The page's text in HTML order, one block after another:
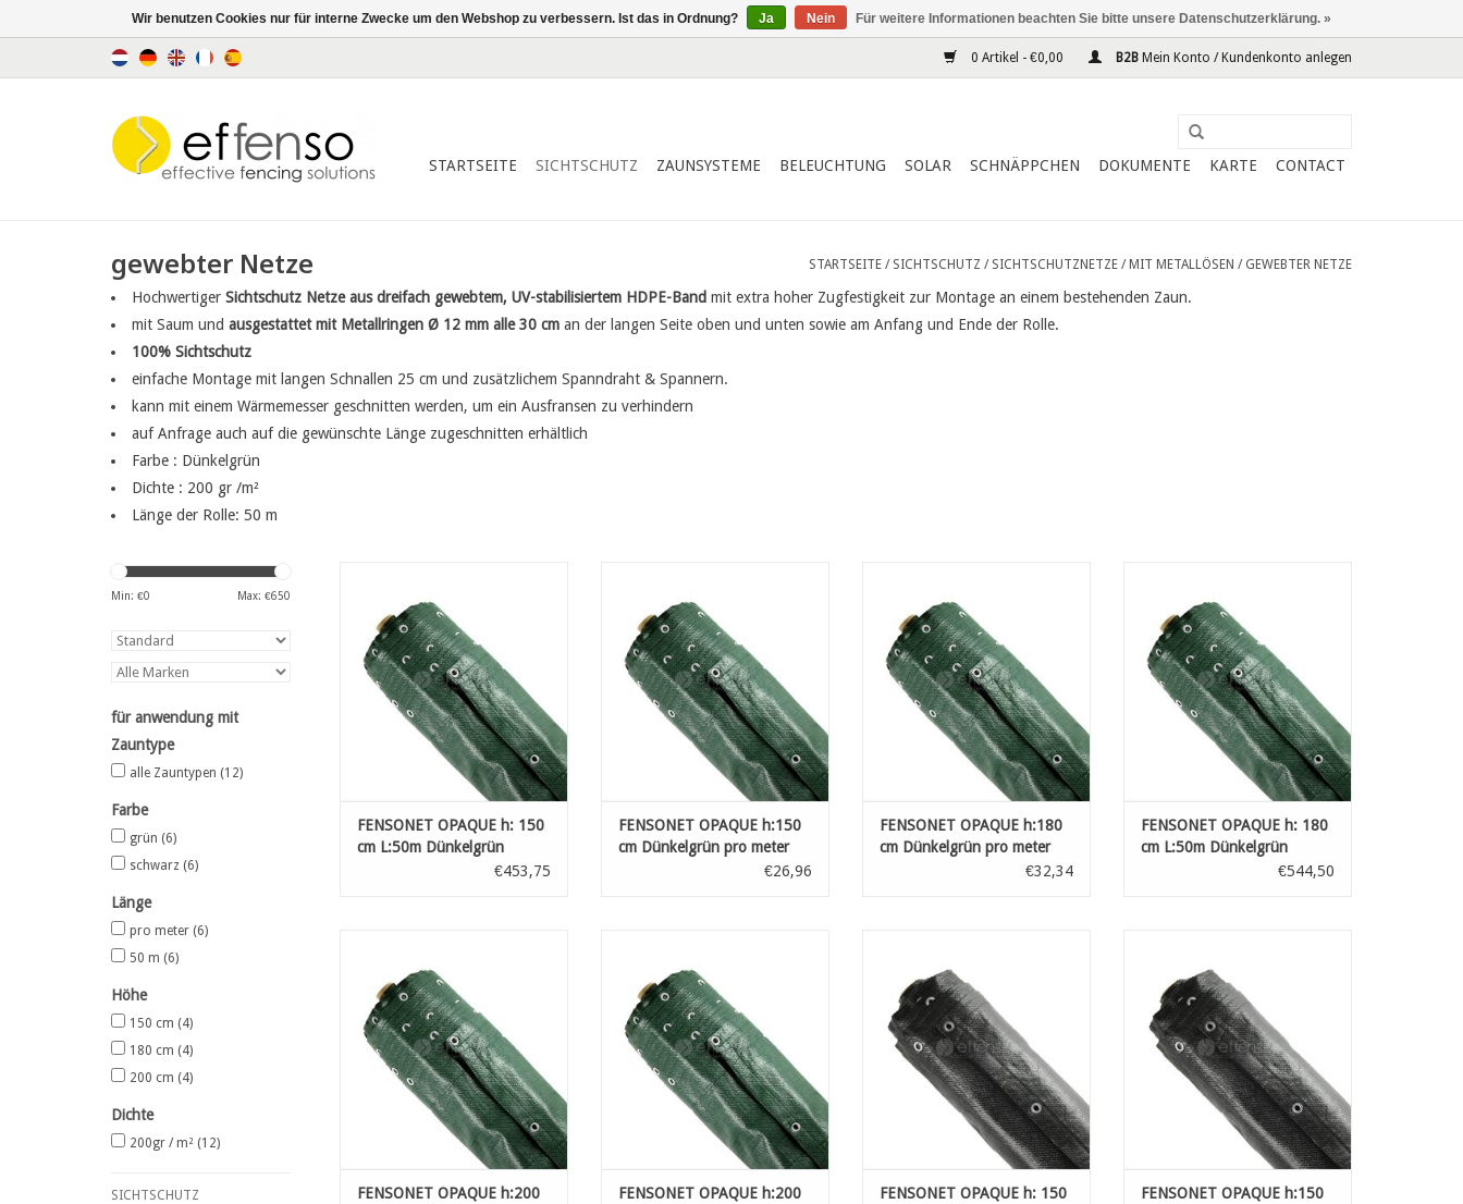
0 Artikel - €0,00 B2B Mein Konto / Kundenkonto anlegen
STARTSEITE SICHTSCHUTZ ZAUNSYSTEME BELEUCHTUNG SOLAR SCHNÄPPCHEN DOKUMENTE KARTE CONTACT
gewebter Netze STARTSEITE / SICHTSCHUTZ / SICHTSCHUTZNETZE / MIT METALLÖSEN / GEWEBTER NETZE
Hochwertiger Sichtschutz Netze aus dreifach gewebtem, UV-stabilisiertem HDPE-Band mit extra hoher Zugfestigkeit zur Montage an einem bestehenden Zaun.
mit Saum und ausgestattet mit Metallringen Ø 12 mm alle 30 cm an der langen Seite oben und unten sowie am Anfang und Ende der Rolle.
100% Sichtschutz
einfache Montage mit langen Schnallen 25 cm und zusätzlichem Spanndraht & Spannern.
kann mit einem Wärmemesser geschnitten werden, um ein Ausfransen zu verhindern
auf Anfrage auch auf die gewünschte Länge zugeschnitten erhältlich
Farbe : Dünkelgrün
Dichte : 200 gr /m²
Länge der Rolle: 50 m
Min: €0 Max: €650
für anwendung mit
Zauntype
alle Zauntypen (12)
Farbe
grün (6)
schwarz (6)
Länge
pro meter (6)
50 m (6)
Höhe
150 cm (4)
180 cm (4)
200 cm (4)
Dichte
200gr / m² (12)
SICHTSCHUTZ
extra
hoher Reißfestigkeit, mit Saum
und Metallösen Ø 12 mm, alle 30
cm
ZUM WARENKORB HINZUFÜGEN
FENSONET OPAQUE h: 150
cm L:50m Dünkelgrün
€453,75
extra
hoher Reißfestigkeit, mit Saum
und Metallösen Ø 12 mm, alle 30
cm
ZUM WARENKORB HINZUFÜGEN
FENSONET OPAQUE h:150
cm Dünkelgrün pro meter
€26,96
extra
hoher Reißfestigkeit, mit Saum
und Metallösen Ø 12 mm, alle 30
cm
ZUM WARENKORB HINZUFÜGEN
FENSONET OPAQUE h:180
cm Dünkelgrün pro meter
€32,34
extra
hoher Reißfestigkeit, mit Saum
und Metallösen Ø 12 mm, alle 30
cm
ZUM WARENKORB HINZUFÜGEN
FENSONET OPAQUE h: 180
cm L:50m Dünkelgrün
€544,50
extra
hoher Reißfestigkeit, mit Saum
und Metallösen Ø 12 mm, alle 30
cm
ZUM WARENKORB HINZUFÜGEN
FENSONET OPAQUE h:200
extra
hoher Reißfestigkeit, mit Saum
und Metallösen Ø 12 mm, alle 30
cm
ZUM WARENKORB HINZUFÜGEN
FENSONET OPAQUE h:200
extra
hoher Reißfestigkeit, mit Saum
und Metallösen Ø 12 mm, alle 30
cm
ZUM WARENKORB HINZUFÜGEN
FENSONET OPAQUE h: 150
extra
hoher Reißfestigkeit, mit Saum
und Metallösen Ø 12 mm, alle 30
cm
ZUM WARENKORB HINZUFÜGEN
FENSONET OPAQUE h:150
Wir benutzen Cookies nur für interne Zwecke um den Webshop zu verbessern. Ist das in Ordnung? Ja Nein Für weitere Informationen beachten Sie bitte unsere Datenschutzerklärung. »